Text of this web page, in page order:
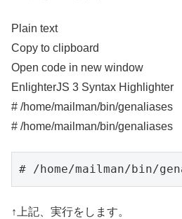
Plain text
Copy to clipboard
Open code in new window
EnlighterJS 3 Syntax Highlighter
# /home/mailman/bin/genaliases
# /home/mailman/bin/genaliases
# /home/mailman/bin/
↑上記、実行をします。